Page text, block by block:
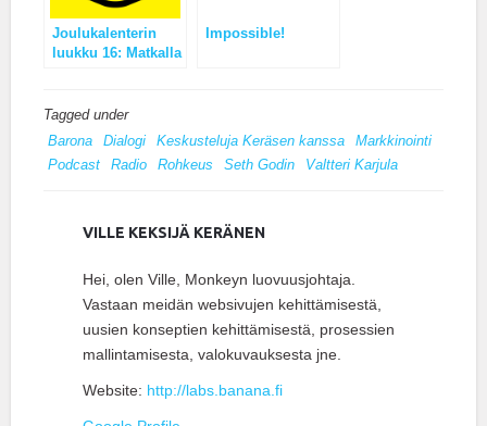
Joulukalenterin
luukku 16: Matkalla
Impossible!
Tagged under
Barona
Dialogi Keskusteluja Keräsen kanssa
Markkinointi
Podcast
Radio Rohkeus Seth Godin Valtteri Karjula
VILLE KEKSIJÄ KERÄNEN
Hei, olen Ville, Monkeyn luovuusjohtaja.
Vastaan meidän websivujen kehittämisestä,
uusien konseptien kehittämisestä, prosessien
mallintamisesta, valokuvauksesta jne.
Website: http://labs.banana.fi